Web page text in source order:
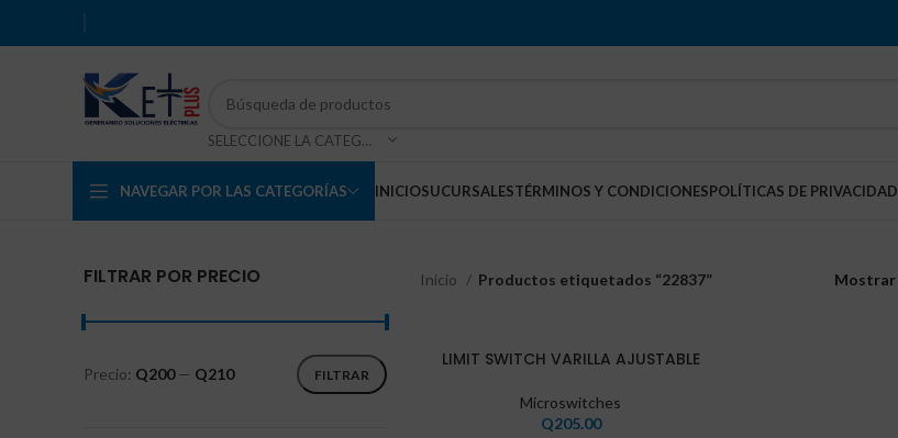
SELECCIONE LA CATEGORÍA
NAVEGAR POR LAS CATEGORÍAS INICIOSUCURSALESTÉRMINOS Y CONDICIONESPOLÍTICAS DE PRIVACIDAD
FILTRAR POR PRECIO
FILTRAR
Precio: Q200— Q210
Inicio Productos etiquetados “22837” Mostrar
LIMIT SWITCH VARILLA AJUSTABLE
Microswitches
Q205.00